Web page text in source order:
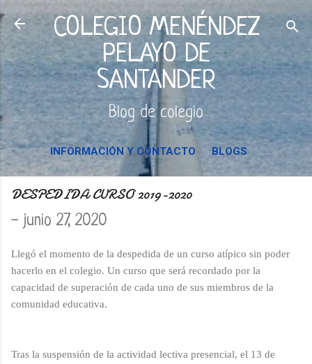
Ir al contenido principal
COLEGIO MENÉNDEZ
PELAYO DE
SANTANDER
Blog de colegio
INFORMACIÓN Y CONTACTO BLOGS
DESPEDIDA CURSO 2019-2020
- junio 27, 2020
Llegó el momento de la despedida de un curso atípico sin poder
hacerlo en el colegio. Un curso que será recordado por la
capacidad de superación de cada uno de sus miembros de la
comunidad educativa.
Tras la suspensión de la actividad lectiva presencial, el 13 de